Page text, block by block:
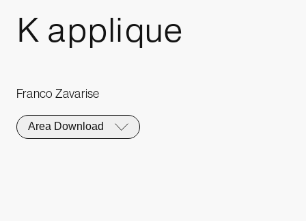
K applique
Franco Zavarise
Area Download